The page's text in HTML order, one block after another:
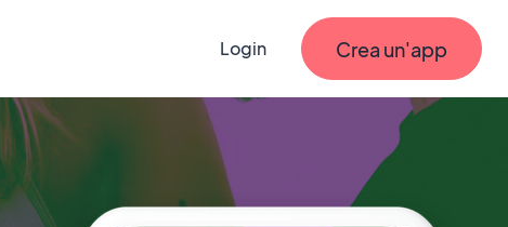
Login Crea un'app